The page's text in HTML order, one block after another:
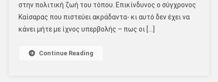
στην πολιτική ζωή του τόπου. Επικίνδυνος ο σύγχρονος
Καίσαρας που πιστεύει ακράδαντα- κι αυτό δεν έχει να
κάνει μήτε με ίχνος υπερβολής – πως οι […]
Continue Reading